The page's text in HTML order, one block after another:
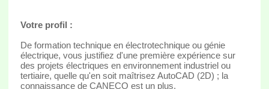
Votre profil :
De formation technique en électrotechnique ou génie
électrique, vous justifiez d'une première expérience sur
des projets électriques en environnement industriel ou
tertiaire, quelle qu'en soit maîtrisez AutoCAD (2D) ; la
connaissance de CANECO est un plus.